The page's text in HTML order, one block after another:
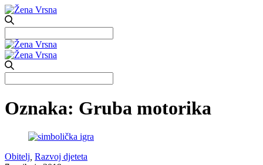
for:
for:
Oznaka: Gruba motorika
Obitelj Razvoj djeteta